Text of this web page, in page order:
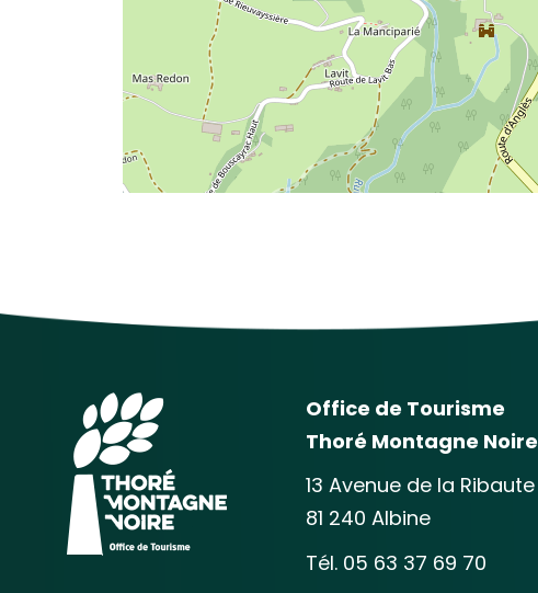
Office de Tourisme
Thoré Montagne Noire
13 Avenue de la Ribaute
81 240 Albine
Tél. 05 63 37 69 70